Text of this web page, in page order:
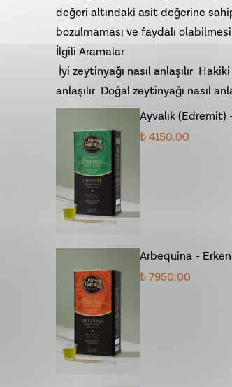
değeri altındaki asit değerine
bozulmaması ve faydalı
İlgili Aramalar
İyi zeytinyağı nasıl anlaşılır Hakiki
anlaşılır Doğal zeytinyağı nasıl
Ayvalık (Edremit)
₺ 4150.00
Arbequina -
₺ 7950.00